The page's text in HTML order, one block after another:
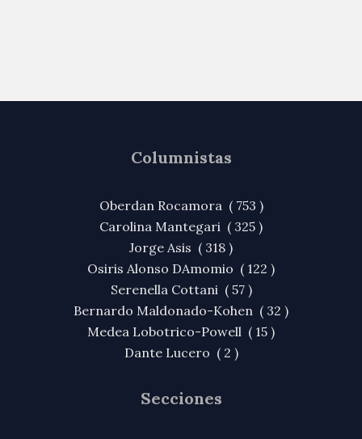
Columnistas
Oberdan Rocamora ( 753 )
Carolina Mantegari ( 325 )
Jorge Asis ( 318 )
Osiris Alonso DAmomio ( 122 )
Serenella Cottani ( 57 )
Bernardo Maldonado-Kohen ( 32 )
Medea Lobotrico-Powell ( 15 )
Dante Lucero ( 2 )
Secciones